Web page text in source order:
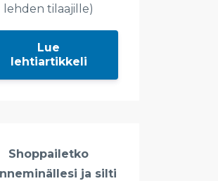
lehden tilaajille)
Lue
lehtiartikkeli
Shoppailetko
ja silti